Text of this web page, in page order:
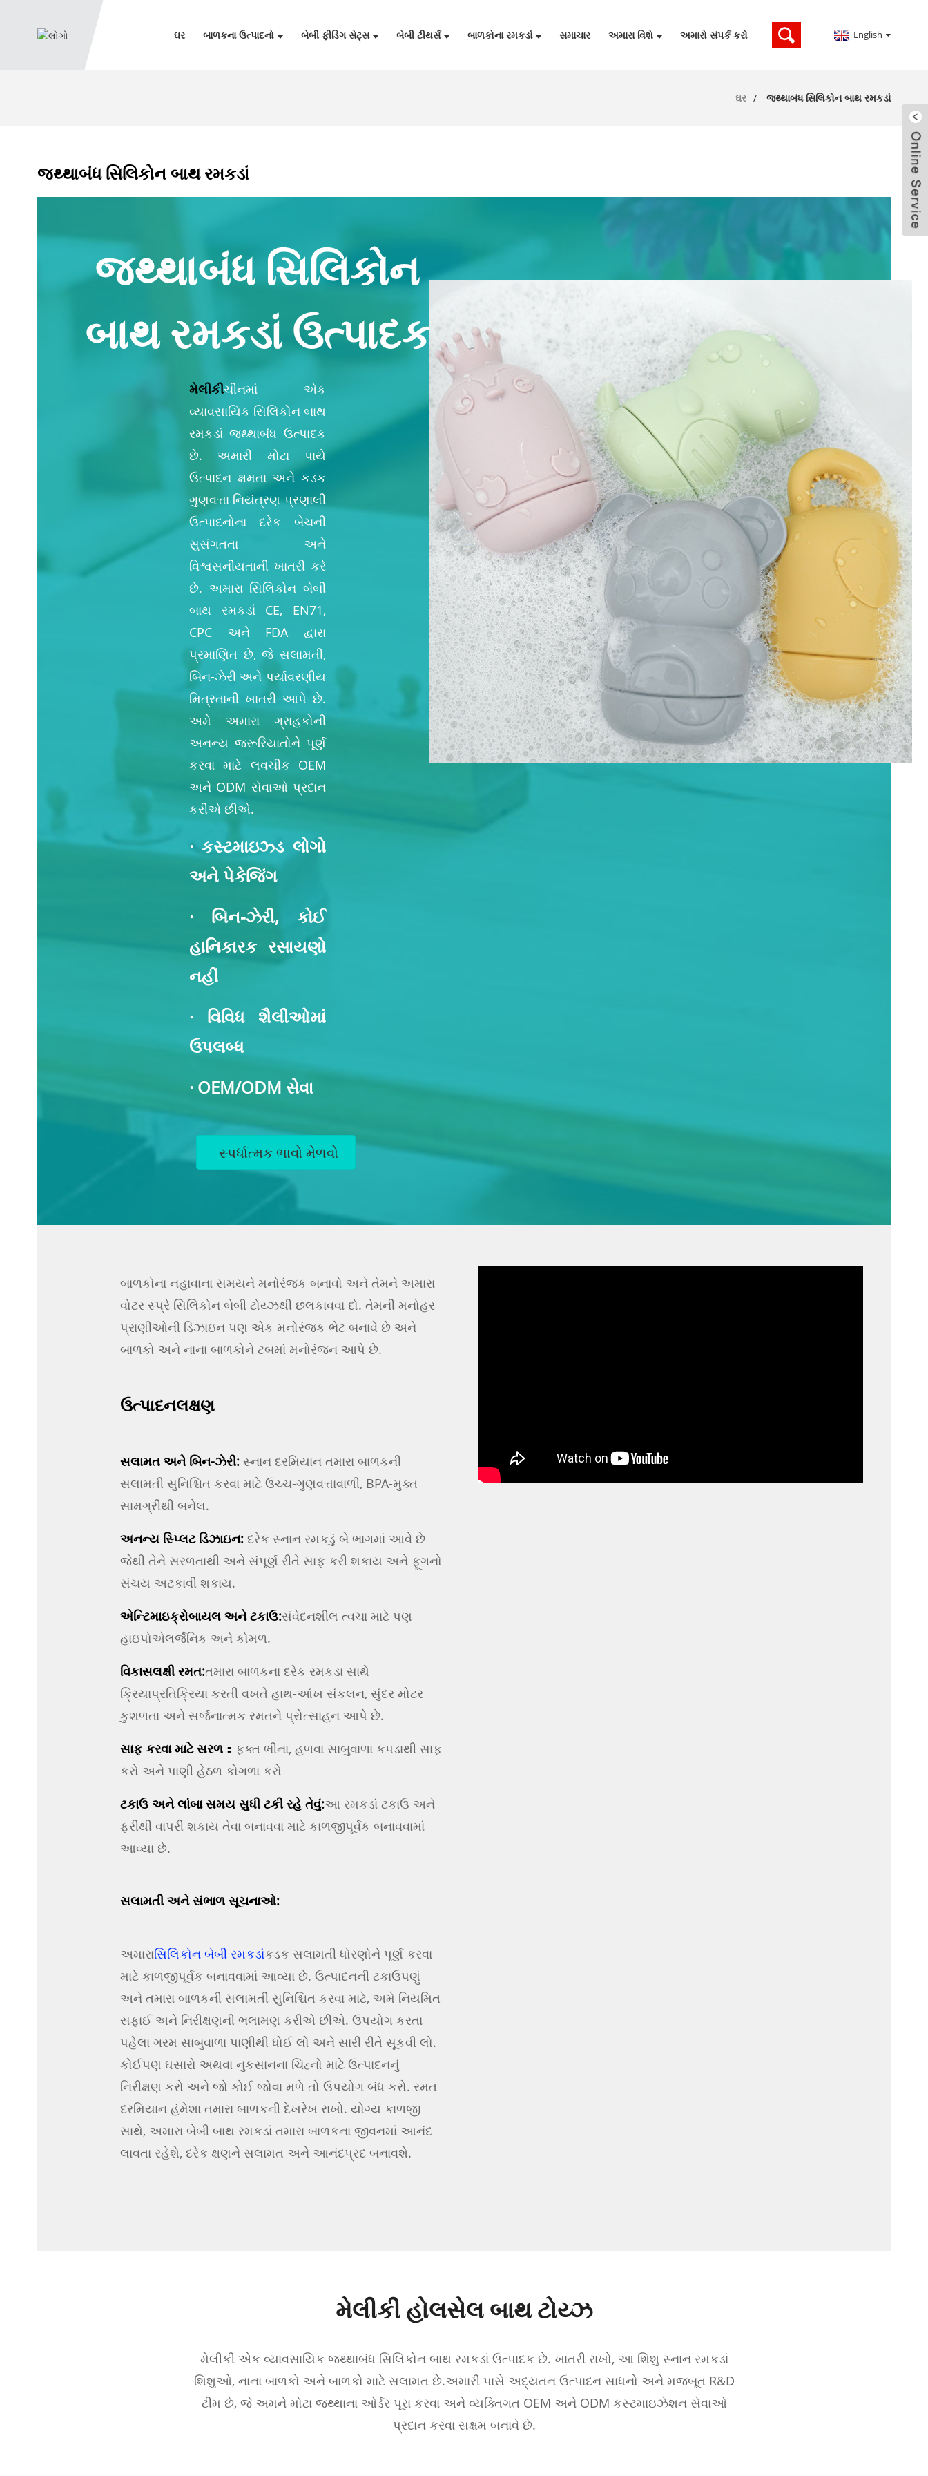
ઘર બાળકના ઉત્પાદનો બેબી ફીડિંગ સેટ્સ બેબી ટીથર્સ બાળકોના રમકડાં સમાચાર અમારા વિશે અમારો સંપર્ક કરો English
ઘર જથ્થાબંધ સિલિકોન બાથ રમકડાં
જથ્થાબંધ સિલિકોન બાથ રમકડાં
જથ્થાબંધ સિલિકોન
બાથ રમકડાં ઉત્પાદક
મેલીકીચીનમાં એક
વ્યાવસાયિક સિલિકોન બાથ
રમકડાં જથ્થાબંધ ઉત્પાદક
છે. અમારી મોટા પાયે
ઉત્પાદન ક્ષમતા અને કડક
ગુણવત્તા નિયંત્રણ પ્રણાલી
ઉત્પાદનોના દરેક બેચની
સુસંગતતા અને
વિશ્વસનીયતાની ખાતરી કરે
છે. અમારા સિલિકોન બેબી
બાથ રમકડાં CE, EN71,
CPC અને FDA દ્વારા
પ્રમાણિત છે, જે સલામતી,
બિન-ઝેરી અને પર્યાવરણીય
મિત્રતાની ખાતરી આપે છે.
અમે અમારા ગ્રાહકોની
અનન્ય જરૂરિયાતોને પૂર્ણ
કરવા માટે લવચીક OEM
અને ODM સેવાઓ પ્રદાન
કરીએ છીએ.
· કસ્ટમાઇઝ્ડ લોગો
અને પેકેજિંગ
· બિન-ઝેરી, કોઈ
હાનિકારક રસાયણો
નહીં
· વિવિધ શૈલીઓમાં
ઉપલબ્ધ
· OEM/ODM સેવા
સ્પર્ધાત્મક ભાવો મેળવો
બાળકોના નહાવાના સમયને મનોરંજક બનાવો અને તેમને અમારા
વોટર સ્પ્રે સિલિકોન બેબી ટોય્ઝથી છલકાવવા દો. તેમની મનોહર
પ્રાણીઓની ડિઝાઇન પણ એક મનોરંજક ભેટ બનાવે છે અને
બાળકો અને નાના બાળકોને ટબમાં મનોરંજન આપે છે.
ઉત્પાદનલક્ષણ
સલામત અને બિન-ઝેરી: સ્નાન દરમિયાન તમારા બાળકની
સલામતી સુનિશ્ચિત કરવા માટે ઉચ્ચ-ગુણવત્તાવાળી, BPA-મુક્ત
સામગ્રીથી બનેલ.
અનન્ય સ્પ્લિટ ડિઝાઇન: દરેક સ્નાન રમકડું બે ભાગમાં આવે છે
જેથી તેને સરળતાથી અને સંપૂર્ણ રીતે સાફ કરી શકાય અને ફૂગનો
સંચય અટકાવી શકાય.
એન્ટિમાઇક્રોબાયલ અને ટકાઉ:સંવેદનશીલ ત્વચા માટે પણ
હાઇપોએલર્જેનિક અને કોમળ.
વિકાસલક્ષી રમત:તમારા બાળકના દરેક રમકડા સાથે
ક્રિયાપ્રતિક્રિયા કરતી વખતે હાથ-આંખ સંકલન, સુંદર મોટર
કુશળતા અને સર્જનાત્મક રમતને પ્રોત્સાહન આપે છે.
સાફ કરવા માટે સરળ： ફક્ત ભીના, હળવા સાબુવાળા કપડાથી સાફ
કરો અને પાણી હેઠળ કોગળા કરો
ટકાઉ અને લાંબા સમય સુધી ટકી રહે તેવું:આ રમકડાં ટકાઉ અને
ફરીથી વાપરી શકાય તેવા બનાવવા માટે કાળજીપૂર્વક બનાવવામાં
આવ્યા છે.
સલામતી અને સંભાળ સૂચનાઓ:
અમારાસિલિકોન બેબી રમકડાંકડક સલામતી ધોરણોને પૂર્ણ કરવા
માટે કાળજીપૂર્વક બનાવવામાં આવ્યા છે. ઉત્પાદનની ટકાઉપણું
અને તમારા બાળકની સલામતી સુનિશ્ચિત કરવા માટે, અમે નિયમિત
સફાઈ અને નિરીક્ષણની ભલામણ કરીએ છીએ. ઉપયોગ કરતા
પહેલા ગરમ સાબુવાળા પાણીથી ધોઈ લો અને સારી રીતે સૂકવી લો.
કોઈપણ ઘસારો અથવા નુકસાનના ચિહ્નો માટે ઉત્પાદનનું
નિરીક્ષણ કરો અને જો કોઈ જોવા મળે તો ઉપયોગ બંધ કરો. રમત
દરમિયાન હંમેશા તમારા બાળકની દેખરેખ રાખો. યોગ્ય કાળજી
સાથે, અમારા બેબી બાથ રમકડાં તમારા બાળકના જીવનમાં આનંદ
લાવતા રહેશે, દરેક ક્ષણને સલામત અને આનંદપ્રદ બનાવશે.
મેલીકી હોલસેલ બાથ ટોય્ઝ
મેલીકી એક વ્યાવસાયિક જથ્થાબંધ સિલિકોન બાથ રમકડાં ઉત્પાદક છે. ખાતરી રાખો, આ શિશુ સ્નાન રમકડાં
શિશુઓ, નાના બાળકો અને બાળકો માટે સલામત છે.અમારી પાસે અદ્યતન ઉત્પાદન સાધનો અને મજબૂત R&D
ટીમ છે, જે અમને મોટા જથ્થાના ઓર્ડર પૂરા કરવા અને વ્યક્તિગત OEM અને ODM કસ્ટમાઇઝેશન સેવાઓ
પ્રદાન કરવા સક્ષમ બનાવે છે.